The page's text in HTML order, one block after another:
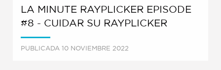
LA MINUTE RAYPLICKER EPISODE
#8 - CUIDAR SU RAYPLICKER
PUBLICADA 10 NOVIEMBRE 2022